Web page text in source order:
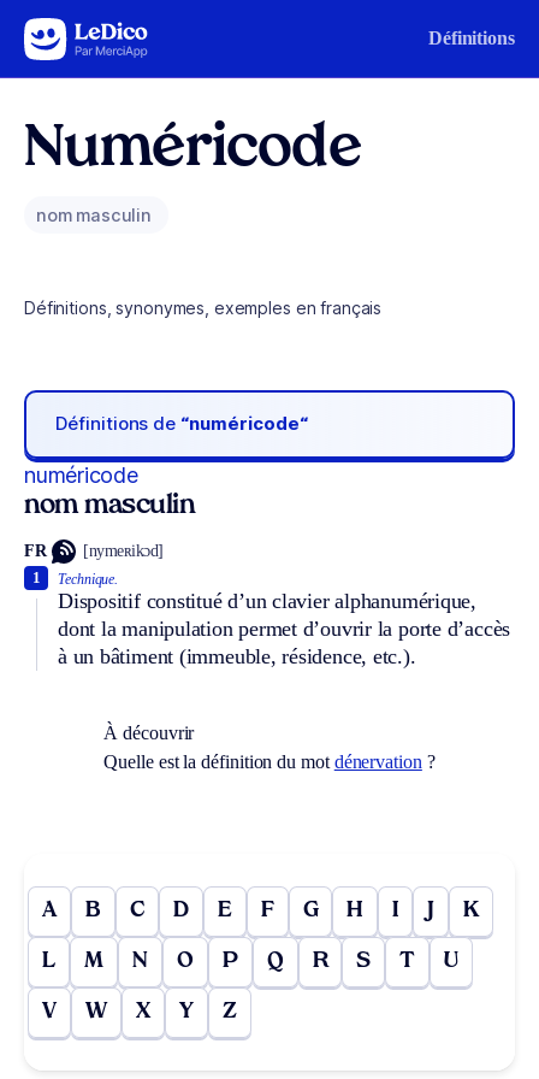
Aller au contenu Définitions
Numéricode
nom masculin
Définitions, synonymes, exemples en français
Définitions de “numéricode“
numéricode
nom masculin
FR [nymeʀikɔd]
Technique.
Dispositif constitué d’un clavier alphanumérique,
dont la manipulation permet d’ouvrir la porte d’accès
à un bâtiment (immeuble, résidence, etc.).
1
À découvrir
Quelle est la définition du mot dénervation ?
A B C D E F G H I J K
L M N O P Q R S T U
V W X Y Z